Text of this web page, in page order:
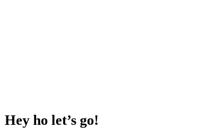
Hey ho let’s go!